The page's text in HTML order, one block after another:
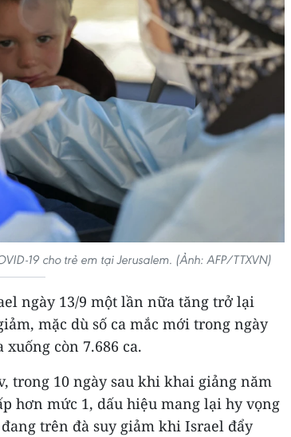
19 cho trẻ em tại Jerusalem. (Ảnh: AFP/TTXVN)
ngày 13/9 một lần nữa tăng trở lại
mặc dù số ca mắc mới trong ngày
còn 7.686 ca.
trong 10 ngày sau khi khai giảng năm
hơn mức 1, dấu hiệu mang lại hy vọng
trên đà suy giảm khi Israel đẩy